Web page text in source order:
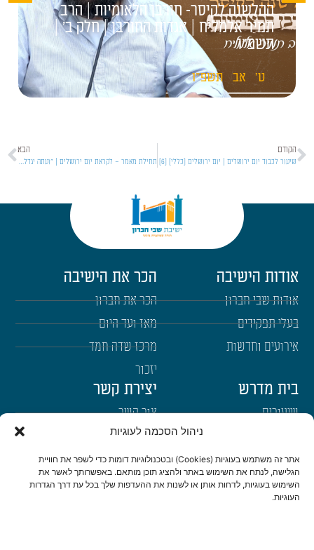
ניהול הסכמה לעוגיות
אתר זה משתמש בעוגיות (Cookies) ובטכנולוגיות דומות כדי לשפר את חוויית
הגלישה, לנתח את השימוש באתר ולהציג תוכן מותאם. באפשרותך לאשר את
השימוש בעוגיות, לדחות אותן או לשנות את ההעדפות שלך בכל עת דרך הגדרות
העוגיות.
ההלשנה לקיסר- חורבן הלאומיות | הרב
תמיר אלמליח | אגדות החורבן | חלק ב' |
תשפ"ו
ט' אב תשפ"ו
הקודם
שיעור לכבוד יום ירושלים | יום ירושלים [כללי] [6]
הבא
תחילת מאמר – לקראת יום ירושלים | "ועתה יגדל כח ה'" [1]
אודות הישיבה
אודות שבי חברון
בעלי תפקידים
אירועים וחדשות
הכר את הישיבה
הכר את חברון
מאז ועד היום
מרכז שדה חמד
יזכור
בית מדרש
שיעורים
ימי עיון
יצירת קשר
צור קשר
הרשמה לשבו"ש
היה שותף
דרכי הגעה